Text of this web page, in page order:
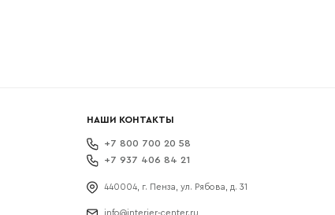
НАШИ КОНТАКТЫ
+7 800 700 20 58
+7 937 406 84 21
440004, г. Пенза, ул. Рябова, д. 31
info@interier-center.ru